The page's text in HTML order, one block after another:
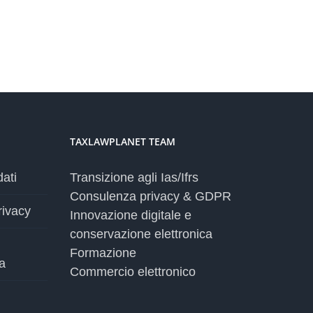
TAXLAWPLANET TEAM
Transizione agli Ias/Ifrs
Consulenza privacy & GDPR
Innovazione digitale e
conservazione elettronica
Formazione
Commercio elettronico